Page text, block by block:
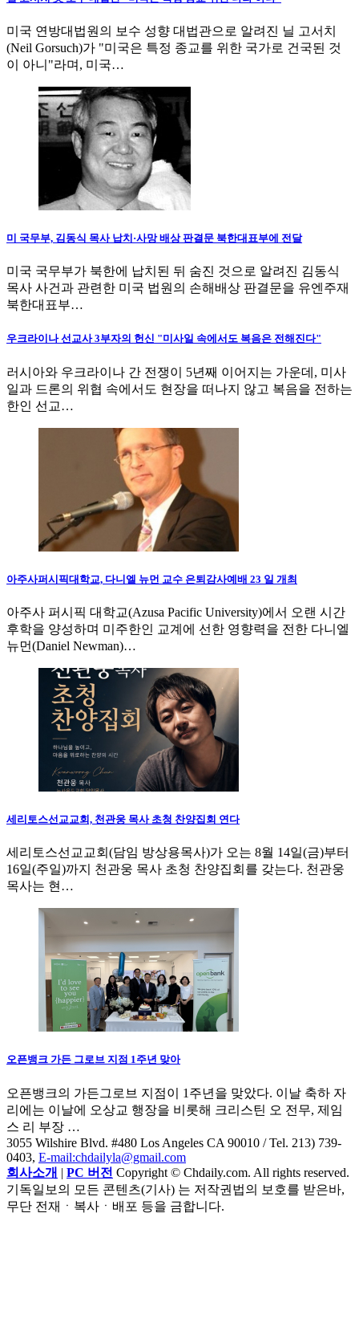
미국 연방대법원의 보수 성향 대법관으로 알려진 닐 고서치
(Neil Gorsuch)가 "미국은 특정 종교를 위한 국가로 건국된 것
이 아니"라며, 미국…
미 국무부, 김동식 목사 납치·사망 배상 판결문 북한대표부에 전달
미국 국무부가 북한에 납치된 뒤 숨진 것으로 알려진 김동식
목사 사건과 관련한 미국 법원의 손해배상 판결문을 유엔주재
북한대표부…
우크라이나 선교사 3부자의 헌신 "미사일 속에서도 복음은 전해진다"
러시아와 우크라이나 간 전쟁이 5년째 이어지는 가운데, 미사
일과 드론의 위협 속에서도 현장을 떠나지 않고 복음을 전하는
한인 선교…
아주사퍼시픽대학교, 다니엘 뉴먼 교수 은퇴감사예배 23 일 개최
아주사 퍼시픽 대학교(Azusa Pacific University)에서 오랜 시간
후학을 양성하며 미주한인 교계에 선한 영향력을 전한 다니엘
뉴먼(Daniel Newman)…
세리토스선교교회, 천관웅 목사 초청 찬양집회 연다
세리토스선교교회(담임 방상용목사)가 오는 8월 14일(금)부터
16일(주일)까지 천관웅 목사 초청 찬양집회를 갖는다. 천관웅
목사는 현…
오픈뱅크 가든 그로브 지점 1주년 맞아
오픈뱅크의 가든그로브 지점이 1주년을 맞았다. 이날 축하 자
리에는 이날에 오상교 행장을 비롯해 크리스틴 오 전무, 제임
스 리 부장 …
3055 Wilshire Blvd. #480 Los Angeles CA 90010 / Tel. 213) 739-
0403, E-mail:chdailyla@gmail.com
회사소개 | PC 버전 Copyright © Chdaily.com. All rights reserved.
기독일보의 모든 콘텐츠(기사) 는 저작권법의 보호를 받은바,
무단 전재ㆍ복사ㆍ배포 등을 금합니다.